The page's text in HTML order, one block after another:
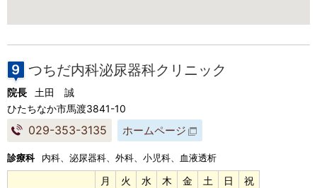
つちだ内科泌尿器科クリニック
院長
土田 誠
ひたちなか市馬渡3841-10
029-353-3135 ホームページ
診療科 内科、泌尿器科、外科、小児科、血液透析
月 火 水 木 金 土 日
祝